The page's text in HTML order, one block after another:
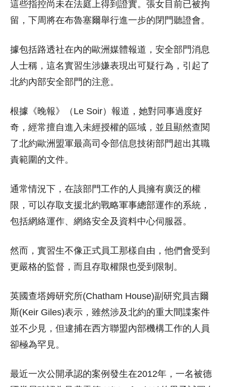
這些指控尚未在法庭上得到證實。張女目前已被拘
留，下周將在布魯塞爾舉行進一步的閉門聽證會。
據包括路透社在內的歐洲媒體報道，安全部門消息
人士稱，這名實習生涉嫌表現出可疑行為，引起了
北約內部安全部門的注意。
根據《晚報》（Le Soir）報道，她對同事過度好
奇，經常擅自進入未經授權的區域，並且顯然查閱
了北約歐洲盟軍最高司令部信息技術部門超出其職
責範圍的文件。
通常情況下，在該部門工作的人員擁有廣泛的權
限，可以存取支援北約戰略軍事總部運作的系統，
包括網絡運作、網絡安全及資料中心伺服器。
然而，實習生不像正式員工那樣自由，他們會受到
更嚴格的監督，而且存取權限也受到限制。
英國查塔姆研究所(Chatham House)副研究員吉爾
斯(Keir Giles)表示，雖然涉及北約的重大間諜案件
並不少見，但逮捕在西方聯盟內部機構工作的人員
卻極為罕見。
最近一次公開承認的案例發生在2012年，一名被德